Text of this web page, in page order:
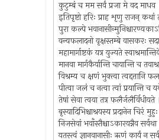
कुटुम्बं च मम सर्वं प्रजा मे वद
इतिपृष्टो हरिः प्राह शृणु राजन् कथां
पुरा कल्पे
वन्यफलादनो वृक्षस्तम्बे वासकरः
महामार्गाष्टकं यत्र युज्यते
मानवा मार्गकैर्यान्ति चायान्ति च
विश्रम्य च क्षणं भुक्त्वा त्वद्दत्तानि
पीत्वा जलं च नत्वा त्वां प्रयान्ति च
तेषां सेवा त्वया तत्र
बृस्यादिभिश्चाश्रयस्य प्रदानेन चिरं
निजसेवां भवाँस्तैश्चाऽकारयन्नैव
यतस्त्वं ज्ञानवानासीः ऋणं कार्यं न